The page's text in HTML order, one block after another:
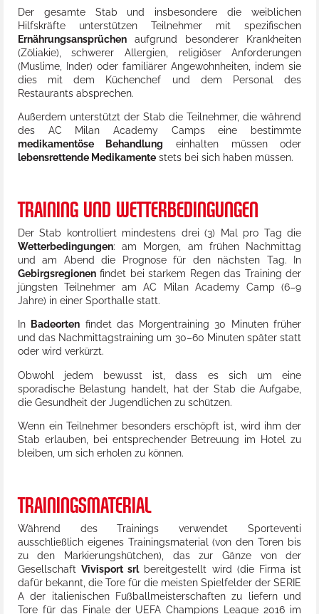
Der gesamte Stab und insbesondere die weiblichen
Hilfskräfte unterstützen Teilnehmer mit spezifischen
Ernährungsansprüchenaufgrund besonderer Krankheiten
(Zöliakie), schwerer Allergien, religiöser Anforderungen
(Muslime, Inder) oder familiärer Angewohnheiten, indem sie
dies mit dem Küchenchef und dem Personal des
Restaurants absprechen.
Außerdem unterstützt der Stab die Teilnehmer, die während
des AC Milan Academy Camps eine bestimmte
medikamentöse Behandlung einhalten müssen oder
lebensrettende Medikamentestets bei sich haben müssen.
TRAINING UND WETTERBEDINGUNGEN
Der Stab kontrolliert mindestens drei (3) Mal pro Tag die
Wetterbedingungen: am Morgen, am frühen Nachmittag
und am Abend die Prognose für den nächsten Tag. In
Gebirgsregionenfindet bei starkem Regen das Training der
jüngsten Teilnehmer am AC Milan Academy Camp (6–9
Jahre) in einer Sporthalle statt.
In Badeorten findet das Morgentraining 30 Minuten früher
und das Nachmittagstraining um 30–60 Minuten später statt
oder wird verkürzt.
Obwohl jedem bewusst ist, dass es sich um eine
sporadische Belastung handelt, hat der Stab die Aufgabe,
die Gesundheit der Jugendlichen zu schützen.
Wenn ein Teilnehmer besonders erschöpft ist, wird ihm der
Stab erlauben, bei entsprechender Betreuung im Hotel zu
bleiben, um sich erholen zu können.
TRAININGSMATERIAL
Während des Trainings verwendet Sporteventi
ausschließlich eigenes Trainingsmaterial (von den Toren bis
zu den Markierungshütchen), das zur Gänze von der
GesellschaftVivisport srlbereitgestellt wird (die Firma ist
dafür bekannt, die Tore für die meisten Spielfelder der SERIE
A der italienischen Fußballmeisterschaften zu liefern und
Tore für das Finale der UEFA Champions League 2016 im